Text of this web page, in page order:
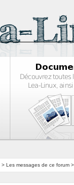
> Les messages de ce forum>